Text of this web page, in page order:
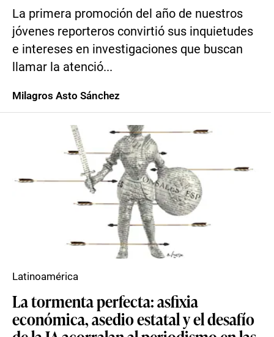
La primera promoción del año de nuestros
jóvenes reporteros convirtió sus inquietudes
e intereses en investigaciones que buscan
llamar la atenció...
Milagros Asto Sánchez
La tormenta perfecta: asfixia
económica, asedio estatal y el desafío
Latinoamérica